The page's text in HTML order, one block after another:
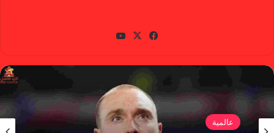
في
وك
X
عالمية